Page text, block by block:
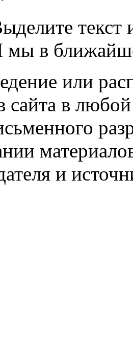
мы в
или
сайта в
и